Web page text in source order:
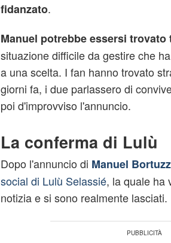
fidanzato.
Manuel potrebbe essersi trovato
situazione difficile da gestire che
a una scelta. I fan hanno trovato
giorni fa, i due parlassero di
poi d'improvviso l'annuncio.
La conferma di Lulù
Dopo l'annuncio di Manuel
social di Lulù Selassié, la quale ha
notizia e si sono realmente lasciati.